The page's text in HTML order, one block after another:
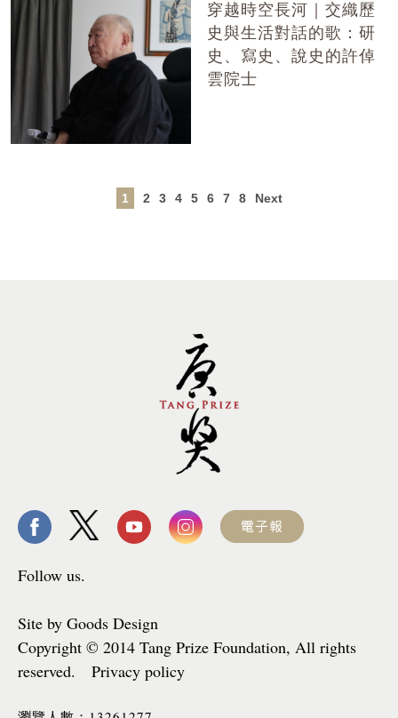
穿越時空長河｜交織歷
史與生活對話的歌：研
史、寫史、說史的許倬
雲院士
1 2 3 4 5 6 7 8 Next
Follow us.
Site by Goods Design
Copyright © 2014 Tang Prize Foundation, All rights
reserved. Privacy policy